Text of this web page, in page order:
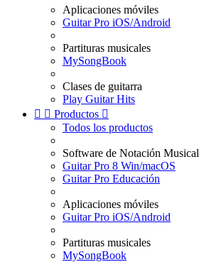
Aplicaciones móviles
Guitar Pro iOS/Android
Partituras musicales
MySongBook
Clases de guitarra
Play Guitar Hits
  Productos 
Todos los productos
Software de Notación Musical
Guitar Pro 8 Win/macOS
Guitar Pro Educación
Aplicaciones móviles
Guitar Pro iOS/Android
Partituras musicales
MySongBook